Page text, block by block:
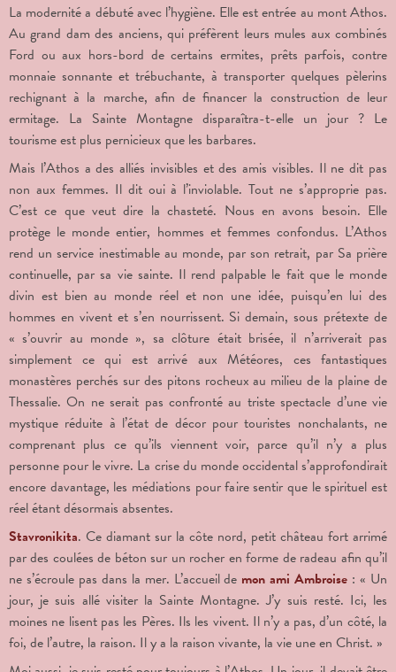
La modernité a débuté avec l’hygiène. Elle est entrée au mont Athos.
Au grand dam des anciens, qui préfèrent leurs mules aux combinés
Ford ou aux hors-bord de certains ermites, prêts parfois, contre
monnaie sonnante et trébuchante, à transporter quelques pèlerins
rechignant à la marche, afin de financer la construction de leur
ermitage. La Sainte Montagne disparaîtra-t-elle un jour ? Le
tourisme est plus pernicieux que les barbares.
Mais l’Athos a des alliés invisibles et des amis visibles. Il ne dit pas
non aux femmes. Il dit oui à l’inviolable. Tout ne s’approprie pas.
C’est ce que veut dire la chasteté. Nous en avons besoin. Elle
protège le monde entier, hommes et femmes confondus. L’Athos
rend un service inestimable au monde, par son retrait, par Sa prière
continuelle, par sa vie sainte. Il rend palpable le fait que le monde
divin est bien au monde réel et non une idée, puisqu’en lui des
hommes en vivent et s’en nourrissent. Si demain, sous prétexte de
« s’ouvrir au monde », sa clôture était brisée, il n’arriverait pas
simplement ce qui est arrivé aux Météores, ces fantastiques
monastères perchés sur des pitons rocheux au milieu de la plaine de
Thessalie. On ne serait pas confronté au triste spectacle d’une vie
mystique réduite à l’état de décor pour touristes nonchalants, ne
comprenant plus ce qu’ils viennent voir, parce qu’il n’y a plus
personne pour le vivre. La crise du monde occidental s’approfondirait
encore davantage, les médiations pour faire sentir que le spirituel est
réel étant désormais absentes.
Stavronikita. Ce diamant sur la côte nord, petit château fort arrimé
par des coulées de béton sur un rocher en forme de radeau afin qu’il
ne s’écroule pas dans la mer. L’accueil de mon ami Ambroise : « Un
jour, je suis allé visiter la Sainte Montagne. J’y suis resté. Ici, les
moines ne lisent pas les Pères. Ils les vivent. Il n’y a pas, d’un côté, la
foi, de l’autre, la raison. Il y a la raison vivante, la vie une en Christ. »